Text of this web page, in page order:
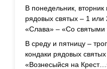
В понедельник,
рядовых святых – 1 или
«Слава» – «Со
В среду и пятницу –
кондаки рядовых
«Вознесыйся на